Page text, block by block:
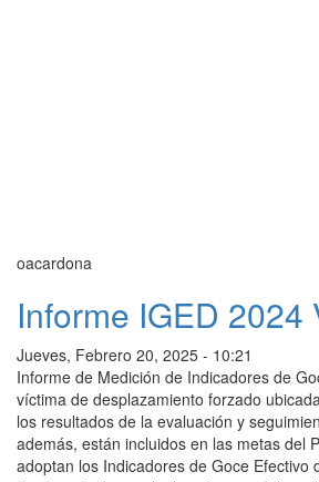
oacardona
Informe IGED
Jueves, Febrero 20, 2025 - 10:21
Informe de Medición de Indicadores de
víctima de desplazamiento forzado
los resultados de la evaluación y
además, están incluidos en las metas del
adoptan los Indicadores de Goce